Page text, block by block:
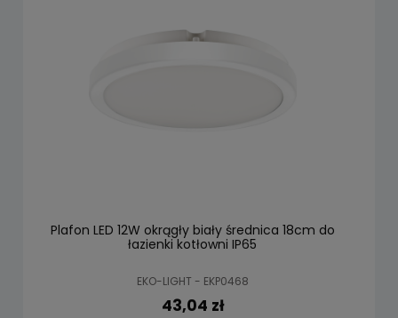
Plafon LED 12W okrągły biały średnica 18cm do
łazienki kotłowni IP65
EKO-LIGHT - EKP0468
43,04 zł